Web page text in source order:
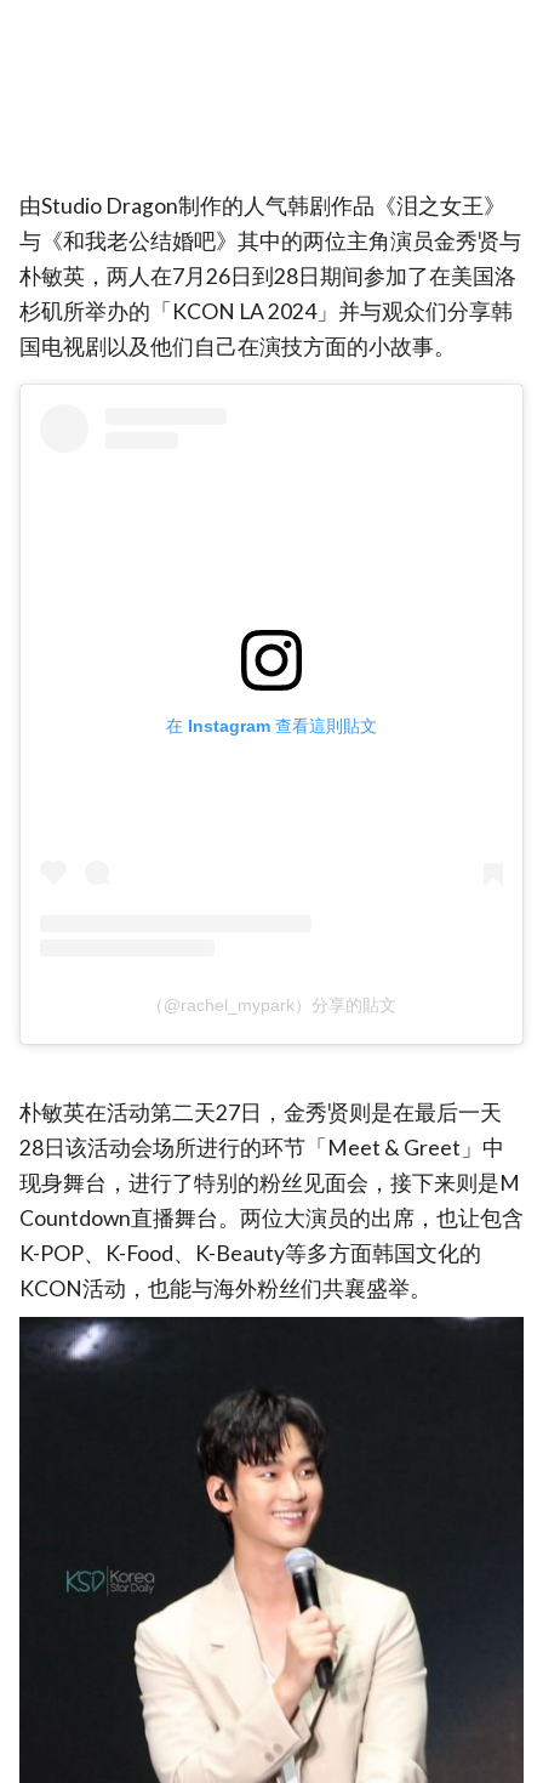
由Studio Dragon制作的人气韩剧作品《泪之女王》
与《和我老公结婚吧》其中的两位主角演员金秀贤与
朴敏英，两人在7月26日到28日期间参加了在美国洛
杉矶所举办的「KCON LA 2024」并与观众们分享韩
国电视剧以及他们自己在演技方面的小故事。
在 Instagram 查看這則貼文
（@rachel_mypark）分享的貼文
朴敏英在活动第二天27日，金秀贤则是在最后一天
28日该活动会场所进行的环节「Meet & Greet」中
现身舞台，进行了特别的粉丝见面会，接下来则是M
Countdown直播舞台。两位大演员的出席，也让包含
K-POP、K-Food、K-Beauty等多方面韩国文化的
KCON活动，也能与海外粉丝们共襄盛举。